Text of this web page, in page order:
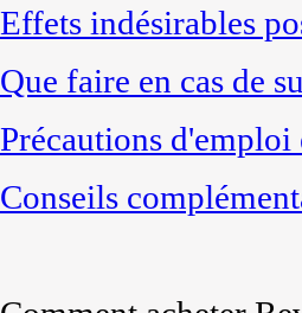
Effets indésirables
Que faire en cas de
Précautions
Conseils